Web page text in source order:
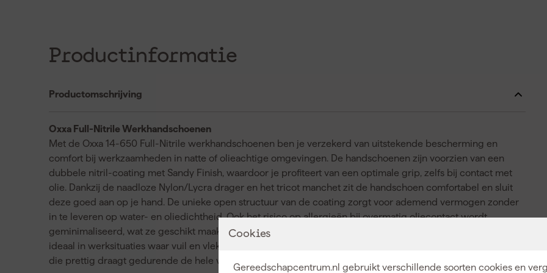
Cookies
Gereedschapcentrum.nl gebruikt verschillende soorten cookies en
Productinformatie
Productomschrijving
Oxxa Full-Nitrile Werkhandschoenen
Met de Oxxa 14-650 Full-Nitrile werkhandschoenen ben je verzekerd van uitstekende bescherming en
comfort bij werkzaamheden in natte of olieachtige omgevingen. De handschoenen zijn voorzien van een
dubbele nitril-coating met Sandy Finish, waardoor je profiteert van een optimale grip, zelfs bij contact met
olie. Dankzij de naadloze Nylon/Lycra drager en het tricot manchet zit de handschoen comfortabel en sluit
deze goed aan op je hand. De unieke open structuur van de coating zorgt voor ademend vermogen zonder
in te leveren op water- en oliedichtheid. Ook het risico op allergieën bij overmatig oliecontact wordt
geminimaliseerd, wat ze geschikt maakt voor langdurig gebruik. De donkere kleur maakt de handschoenen
ideaal in werksituaties waar vuil en vlekken onvermijdelijk zijn. Zo heb je altijd een betrouwbare bescherming
die prettig draagt gedurende de hele werkdag.